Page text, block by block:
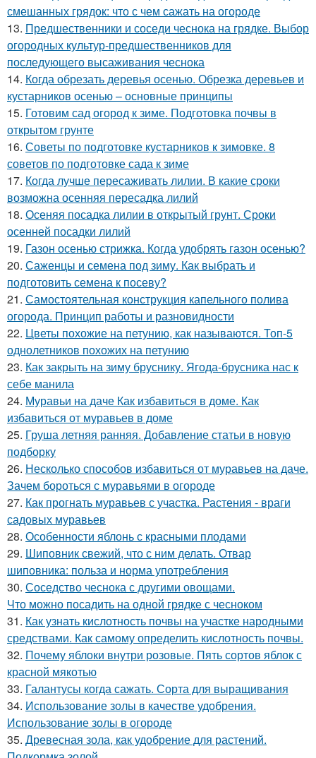
смешанных грядок: что с чем сажать на огороде
13. Предшественники и соседи чеснока на грядке. Выбор
огородных культур-предшественников для
последующего высаживания чеснока
14. Когда обрезать деревья осенью. Обрезка деревьев и
кустарников осенью – основные принципы
15. Готовим сад огород к зиме. Подготовка почвы в
открытом грунте
16. Советы по подготовке кустарников к зимовке. 8
советов по подготовке сада к зиме
17. Когда лучше пересаживать лилии. В какие сроки
возможна осенняя пересадка лилий
18. Осеняя посадка лилии в открытый грунт. Сроки
осенней посадки лилий
19. Газон осенью стрижка. Когда удобрять газон осенью?
20. Саженцы и семена под зиму. Как выбрать и
подготовить семена к посеву?
21. Самостоятельная конструкция капельного полива
огорода. Принцип работы и разновидности
22. Цветы похожие на петунию, как называются. Топ-5
однолетников похожих на петунию
23. Как закрыть на зиму бруснику. Ягода-брусника нас к
себе манила
24. Муравьи на даче Как избавиться в доме. Как
избавиться от муравьев в доме
25. Груша летняя ранняя. Добавление статьи в новую
подборку
26. Несколько способов избавиться от муравьев на даче.
Зачем бороться с муравьями в огороде
27. Как прогнать муравьев с участка. Растения - враги
садовых муравьев
28. Особенности яблонь с красными плодами
29. Шиповник свежий, что с ним делать. Отвар
шиповника: польза и норма употребления
30. Соседство чеснока с другими овощами.
Что можно посадить на одной грядке с чесноком
31. Как узнать кислотность почвы на участке народными
средствами. Как самому определить кислотность почвы.
32. Почему яблоки внутри розовые. Пять сортов яблок с
красной мякотью
33. Галантусы когда сажать. Сорта для выращивания
34. Использование золы в качестве удобрения.
Использование золы в огороде
35. Древесная зола, как удобрение для растений.